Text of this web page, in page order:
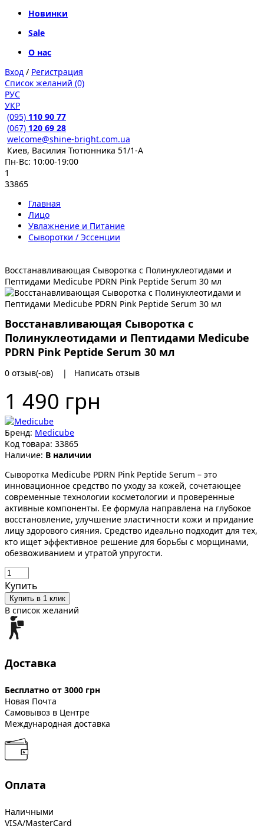
Новинки
Sale
О нас
Вход / Регистрация
Список желаний (0)
РУС
УКР
(095) 110 90 77
(067) 120 69 28
welcome@shine-bright.com.ua
Киев, Василия Тютюнника 51/1-А
Пн-Вс: 10:00-19:00
1
33865
Главная
Лицо
Увлажнение и Питание
Сыворотки / Эссенции
Восстанавливающая Сыворотка с Полинуклеотидами и
Пептидами Medicube PDRN Pink Peptide Serum 30 мл
Восстанавливающая Сыворотка с
Полинуклеотидами и Пептидами Medicube
PDRN Pink Peptide Serum 30 мл
0 отзыв(-ов) | Написать отзыв
1 490 грн
Бренд: Medicube
Код товара: 33865
Наличие: В наличии
Сыворотка Medicube PDRN Pink Peptide Serum – это
инновационное средство по уходу за кожей, сочетающее
современные технологии косметологии и проверенные
активные компоненты. Ее формула направлена на глубокое
восстановление, улучшение эластичности кожи и придание
лицу здорового сияния. Средство идеально подходит для тех,
кто ищет эффективное решение для борьбы с морщинами,
обезвоживанием и утратой упругости.
Купить
Купить в 1 клик
В список желаний
Доставка
Бесплатно от 3000 грн
Новая Почта
Самовывоз в Центре
Международная доставка
Оплата
Наличными
VISA/MasterCard